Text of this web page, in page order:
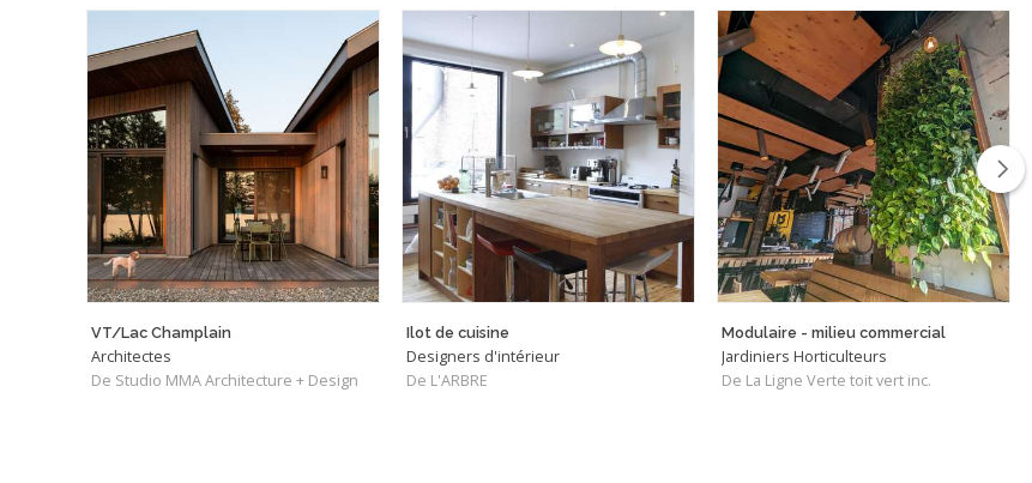
VT/Lac Champlain
Architectes
De Studio MMA Architecture + Design
Ilot de cuisine
Designers d'intérieur
De L'ARBRE
Modulaire - milieu commercial
Jardiniers Horticulteurs
De La Ligne Verte toit vert inc.